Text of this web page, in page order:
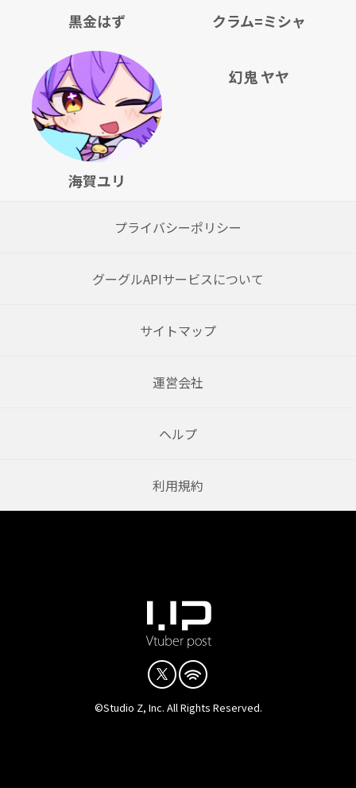
黒金はず クラム=ミシャ
海賀ユリ
幻鬼 ヤヤ
プライバシーポリシー
グーグルAPIサービスについて
サイトマップ
運営会社
ヘルプ
利用規約
©Studio Z, Inc. All Rights Reserved.